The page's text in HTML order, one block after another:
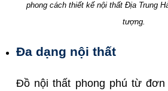
phong cách thiết kế nội thất Địa Trung
tượng.
Đa dạng nội thất
Đồ nội thất phong phú từ đơn